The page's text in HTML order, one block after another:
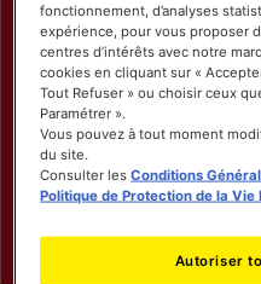
fonctionnement, d’analyses
expérience, pour vous proposer
centres d’intérêts avec notre
cookies en cliquant sur «
Tout Refuser » ou choisir ceux
Paramétrer ».
Vous pouvez à tout moment
du site.
Consulter lesConditions
Politique de Protection de la Vie
Autoriser